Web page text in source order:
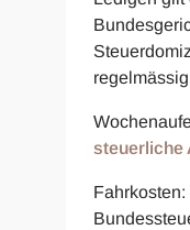
steuerliche
Fahrkosten: